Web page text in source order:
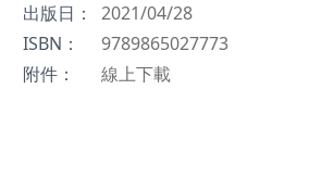
出版日：
2021/04/28
ISBN：
9789865027773
附件：
線上下載